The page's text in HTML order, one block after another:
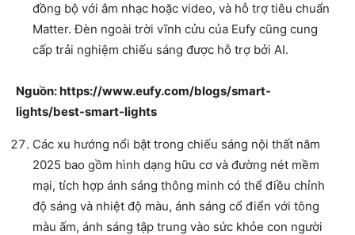
đồng bộ với âm nhạc hoặc video, và hỗ trợ tiêu chuẩn
Matter. Đèn ngoài trời vĩnh cửu của Eufy cũng cung
cấp trải nghiệm chiếu sáng được hỗ trợ bởi AI.
Nguồn: https://www.eufy.com/blogs/smart-
lights/best-smart-lights
Các xu hướng nổi bật trong chiếu sáng nội thất năm
2025 bao gồm hình dạng hữu cơ và đường nét mềm
mại, tích hợp ánh sáng thông minh có thể điều chỉnh
độ sáng và nhiệt độ màu, ánh sáng cổ điển với tông
màu ấm, ánh sáng tập trung vào sức khỏe con người